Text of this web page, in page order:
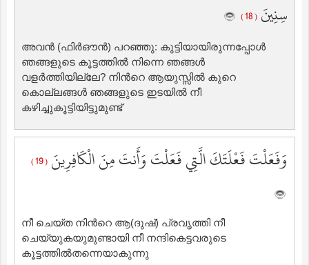
سِنِينَ ( 18 )
അവന്‍ (ഫിര്‍ഔന്‍) പറഞ്ഞു: കുട്ടിയായിരുന്നപ്പോള്‍
ഞങ്ങളുടെ കൂട്ടത്തില്‍ ‍നിന്നെ ഞങ്ങള്‍
വളര്‍ത്തിയില്ലേ? നിന്‍റെ ആയുസ്സില്‍ ‍കുറെ
കൊല്ലങ്ങള്‍ ഞങ്ങളുടെ ഇടയില്‍ ‍നീ
കഴിച്ചുകൂട്ടിയിട്ടുമുണ്ട്‌
وَفَعَلْتَ فَعْلَتَكَ الَّتِي فَعَلْتَ وَأَنتَ مِنَ الْكَافِرِينَ ( 19 )
നീ ചെയ്ത നിന്‍റെ ആ(ദുഷ്‌) പ്രവൃത്തി നീ
ചെയ്യുകയുമുണ്ടായി നീ നന്ദികെട്ടവരുടെ
കൂട്ടത്തില്‍തന്നെയാകുന്നു